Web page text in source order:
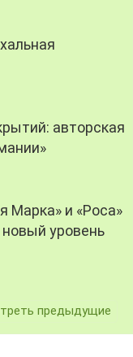
авторская
Марка» и «Роса»
уровень
предыдущие